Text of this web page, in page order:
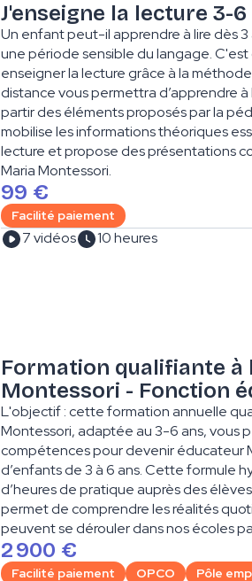
J'enseigne la lecture 3-6
Un enfant peut-il apprendre à lire dès
une période sensible du langage.
enseigner la lecture grâce à la
distance vous permettra d’apprendre à
partir des éléments proposés par la
mobilise les informations théoriques
lecture et propose des présentations
Maria Montessori.
99 €
Facilité paiement
7 vidéos 10 heures
Formation qualifiante à
Montessori - Fonction
L'objectif : cette formation annuelle
Montessori, adaptée au 3-6 ans, vous
compétences pour devenir éducateur
d’enfants de 3 à 6 ans. Cette formule
d’heures de pratique auprès des
permet de comprendre les réalités
peuvent se dérouler dans nos écoles
2 900 €
Facilité paiement OPCO Pôle